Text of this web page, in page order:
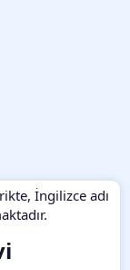
İngilizce adı